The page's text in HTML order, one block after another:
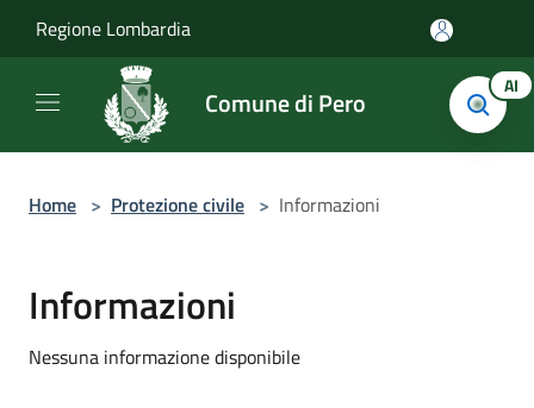
Regione Lombardia
Comune di Pero AI
Home > Protezione civile > Informazioni
Informazioni
Nessuna informazione disponibile